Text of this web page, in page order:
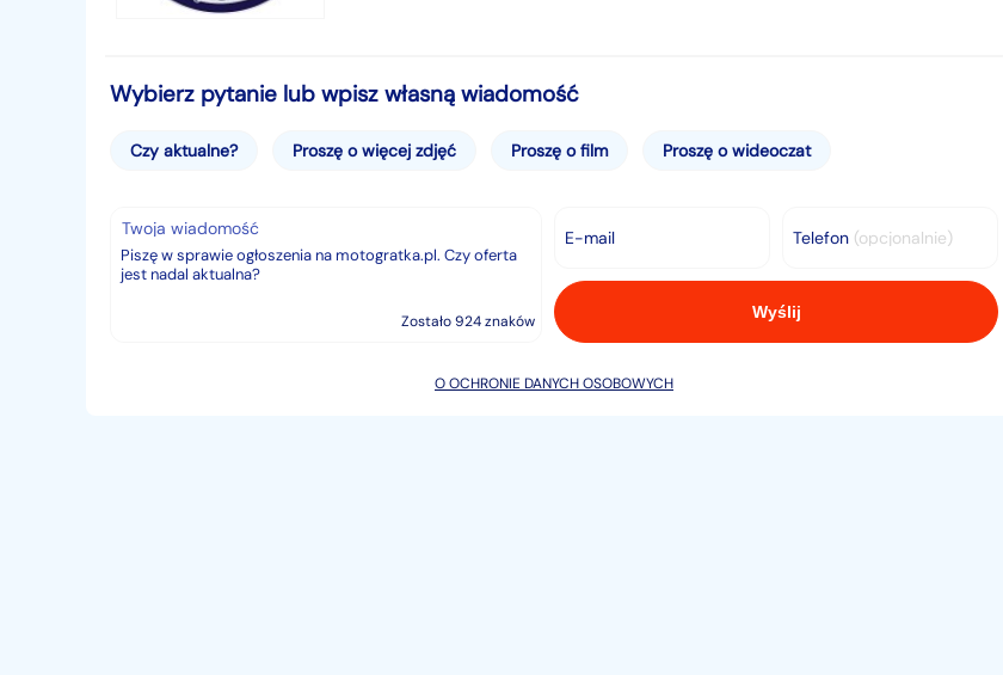
Wybierz pytanie lub wpisz własną wiadomość
Czy aktualne? Proszę o więcej zdjęć Proszę o film Proszę o wideoczat
E-mail Telefon (opcjonalnie)
Twoja wiadomość
Zostało 924 znaków
O OCHRONIE DANYCH OSOBOWYCH